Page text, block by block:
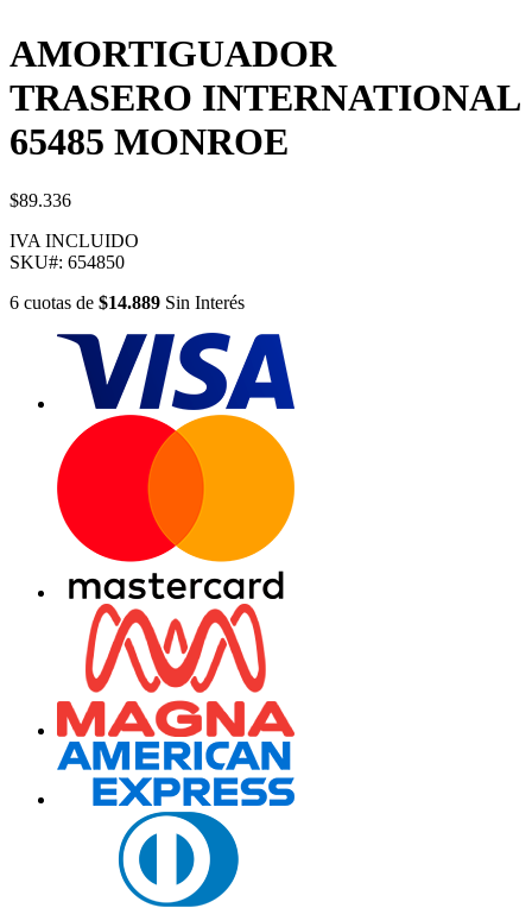
AMORTIGUADOR
TRASERO INTERNATIONAL
65485 MONROE
$89.336
IVA INCLUIDO
SKU#: 654850
6 cuotas de $14.889 Sin Interés